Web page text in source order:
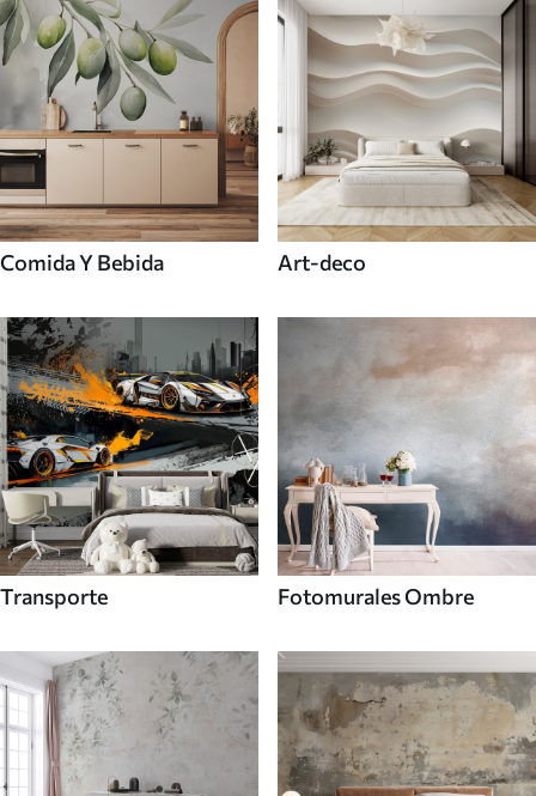
Comida Y Bebida Art-deco
Transporte Fotomurales Ombre